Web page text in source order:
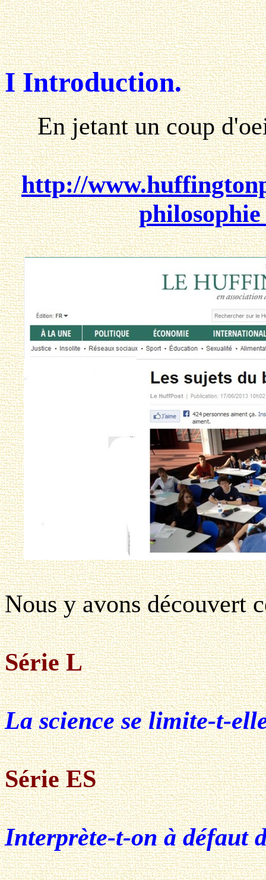
I Introduction.
En jetant un coup
http://
Nous y avons découvert
Série L
La science se limite-t-
Série ES
Interprète-t-on à défaut